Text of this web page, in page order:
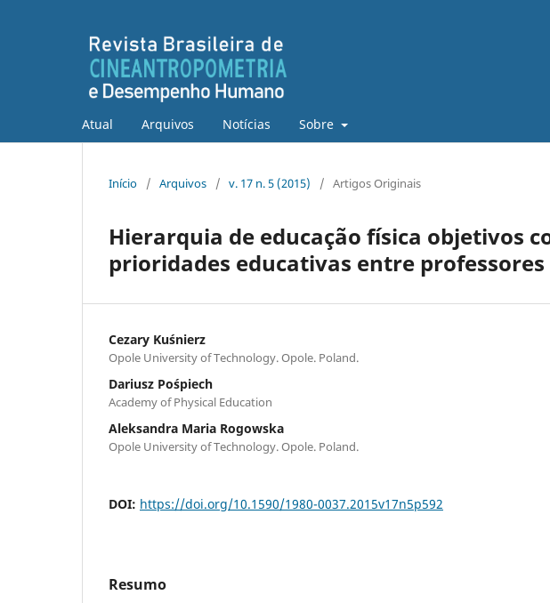
Atual Arquivos Notícias Sobre
Início / Arquivos / v. 17 n. 5 (2015) / Artigos Originais
Hierarquia de educação física objetivos
prioridades educativas entre professores
Cezary Kuśnierz
Opole University of Technology. Opole. Poland.
Dariusz Pośpiech
Academy of Physical Education
Aleksandra Maria Rogowska
Opole University of Technology. Opole. Poland.
DOI: https://doi.org/10.1590/1980-0037.2015v17n5p592
Resumo